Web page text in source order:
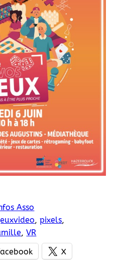
Asso
, pixels
, VR
X